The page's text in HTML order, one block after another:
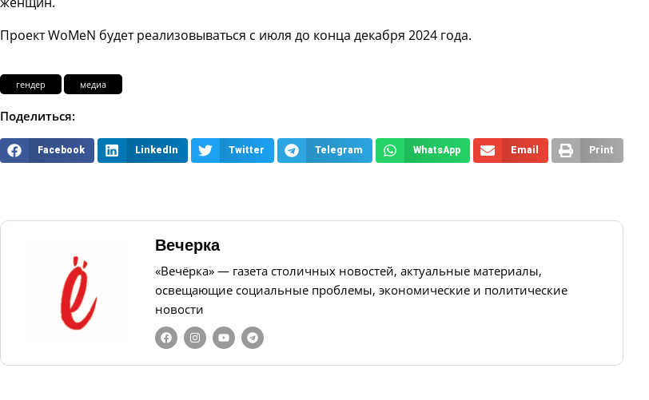
Проект WoMeN будет реализовываться с июля до конца декабря 2024 года.
гендер медиа
Поделиться:
Facebook LinkedIn Twitter Telegram WhatsApp Email Print
Вечерка
«Вечёрка» — газета столичных новостей, актуальные материалы,
освещающие социальные проблемы, экономические и политические
новости